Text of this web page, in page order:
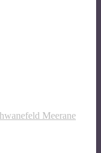
Meerane